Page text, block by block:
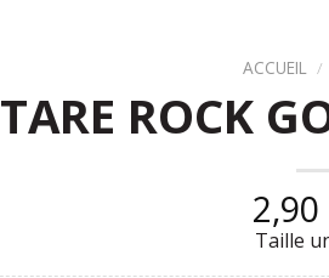
ACCUEIL /
ROCK
2,90
Taille